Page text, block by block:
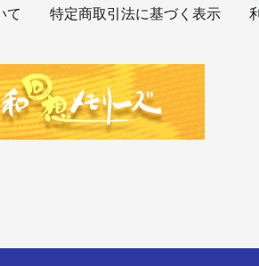
て 特定商取引法に基づく表示